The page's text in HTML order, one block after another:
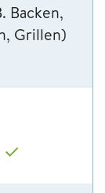
Backen,
Grillen)